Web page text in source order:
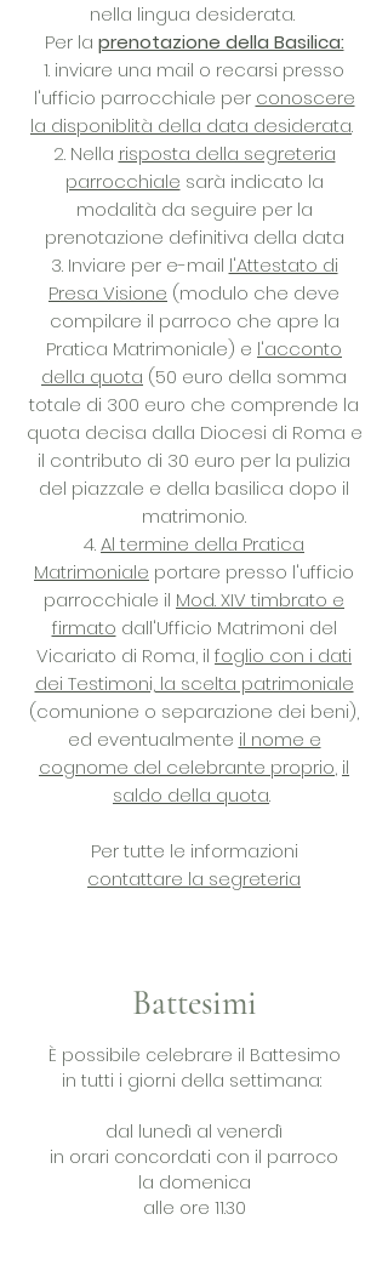
nella lingua desiderata.
Per la prenotazione della Basilica:
1. inviare una mail o recarsi presso
l'ufficio parrocchiale per conoscere
la disponiblità della data desiderata.
2. Nella risposta della segreteria
parrocchiale sarà indicato la
modalità da seguire per la
prenotazione definitiva della data
3. Inviare per e-mail l'Attestato di
Presa Visione (modulo che deve
compilare il parroco che apre la
Pratica Matrimoniale) e l'acconto
della quota (50 euro della somma
totale di 300 euro che comprende la
quota decisa dalla Diocesi di Roma e
il contributo di 30 euro per la pulizia
del piazzale e della basilica dopo il
matrimonio.
4.Al termine della Pratica
Matrimoniale portare presso l'ufficio
parrocchiale il Mod. XIV timbrato e
firmato dall'Ufficio Matrimoni del
Vicariato di Roma, il foglio con i dati
dei Testimoni, la scelta patrimoniale
(comunione o separazione dei beni),
ed eventualmente il nome e
cognome del celebrante proprio, il
saldo della quota.
Per tutte le informazioni
contattare la segreteria
Battesimi
È possibile celebrare il Battesimo
in tutti i giorni della settimana:
dal lunedì al venerdì
in orari concordati con il parroco
la domenica
alle ore 11.30